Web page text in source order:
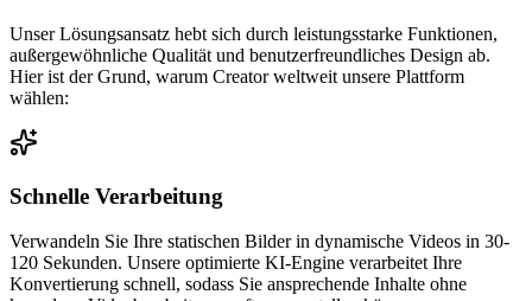
Unser Lösungsansatz hebt sich durch leistungsstarke Funktionen,
außergewöhnliche Qualität und benutzerfreundliches Design ab.
Hier ist der Grund, warum Creator weltweit unsere Plattform
wählen:
Schnelle Verarbeitung
Verwandeln Sie Ihre statischen Bilder in dynamische Videos in 30-
120 Sekunden. Unsere optimierte KI-Engine verarbeitet Ihre
Konvertierung schnell, sodass Sie ansprechende Inhalte ohne